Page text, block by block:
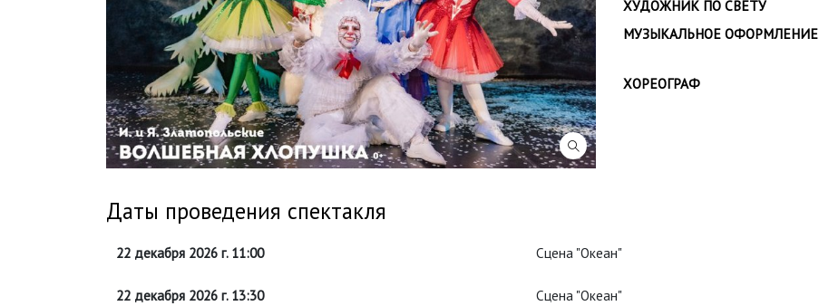
ХУДОЖНИК ПО СВЕТУ
МУЗЫКАЛЬНОЕ ОФОРМЛЕНИЕ
ХОРЕОГРАФ
Даты проведения спектакля
22 декабря 2026 г. 11:00 Сцена "Океан"
22 декабря 2026 г. 13:30 Сцена "Океан"